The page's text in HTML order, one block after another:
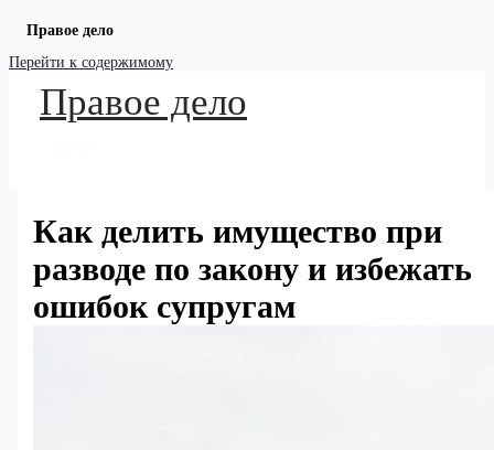
Правое дело
Перейти к содержимому
Правое дело
Как делить имущество при
разводе по закону и избежать
ошибок супругам